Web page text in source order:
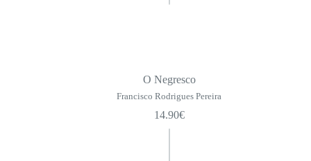
O Negresco
Francisco Rodrigues Pereira
14.90€